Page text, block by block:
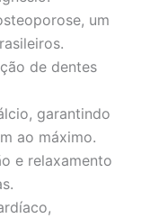
um
de dentes
garantindo
ao máximo.
e relaxamento